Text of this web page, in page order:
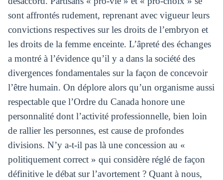
sont affrontés rudement, reprenant avec vigueur leurs
convictions respectives sur les droits de l’embryon et
les droits de la femme enceinte. L’âpreté des échanges
a montré à l’évidence qu’il y a dans la société des
divergences fondamentales sur la façon de concevoir
l’être humain. On déplore alors qu’un organisme aussi
respectable que l’Ordre du Canada honore une
personnalité dont l’activité professionnelle, bien loin
de rallier les personnes, est cause de profondes
divisions. N’y a-t-il pas là une concession au «
politiquement correct » qui considère réglé de façon
définitive le débat sur l’avortement ? Quant à nous,